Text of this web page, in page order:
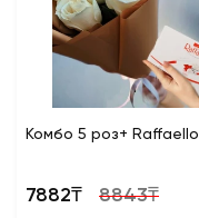
Комбо 5 роз+ Raffaello
7882₸ 8843₸